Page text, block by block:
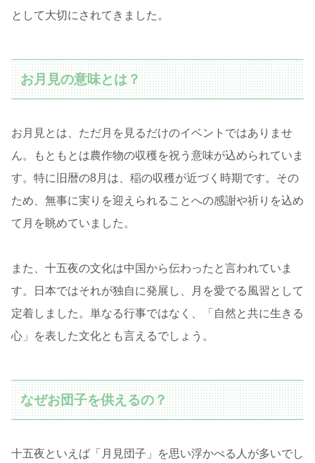
として大切にされてきました。
お月見の意味とは？
お月見とは、ただ月を見るだけのイベントではありませ
ん。もともとは農作物の収穫を祝う意味が込められていま
す。特に旧暦の8月は、稲の収穫が近づく時期です。その
ため、無事に実りを迎えられることへの感謝や祈りを込め
て月を眺めていました。
また、十五夜の文化は中国から伝わったと言われていま
す。日本ではそれが独自に発展し、月を愛でる風習として
定着しました。単なる行事ではなく、「自然と共に生きる
心」を表した文化とも言えるでしょう。
なぜお団子を供えるの？
十五夜といえば「月見団子」を思い浮かべる人が多いでし